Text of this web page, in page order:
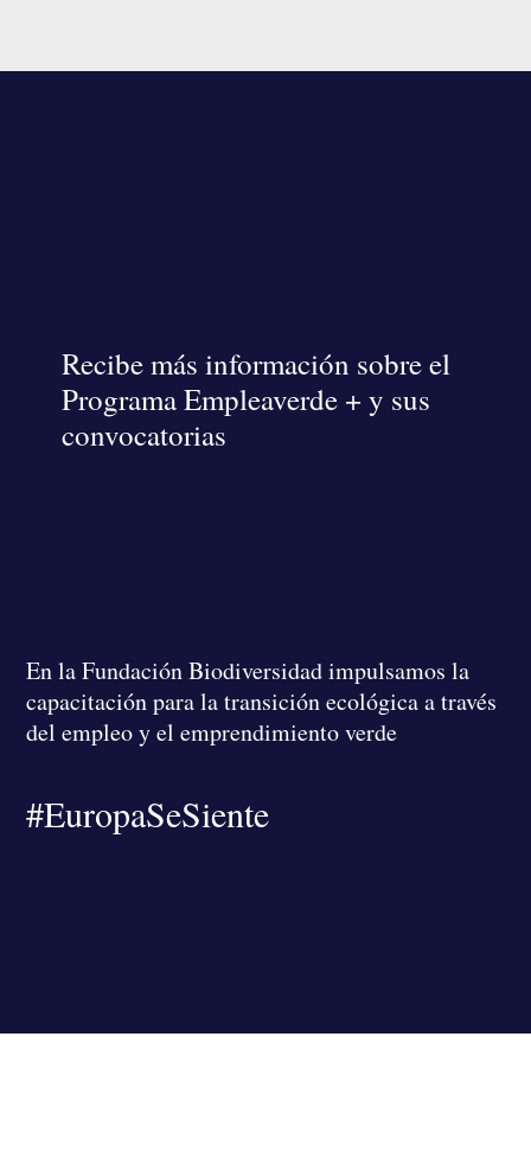
Recibe más información sobre el
Programa Empleaverde + y sus
convocatorias
En la Fundación Biodiversidadimpulsamos la
capacitación para la transición ecológica a través
del empleo y el emprendimiento verde
#EuropaSeSiente